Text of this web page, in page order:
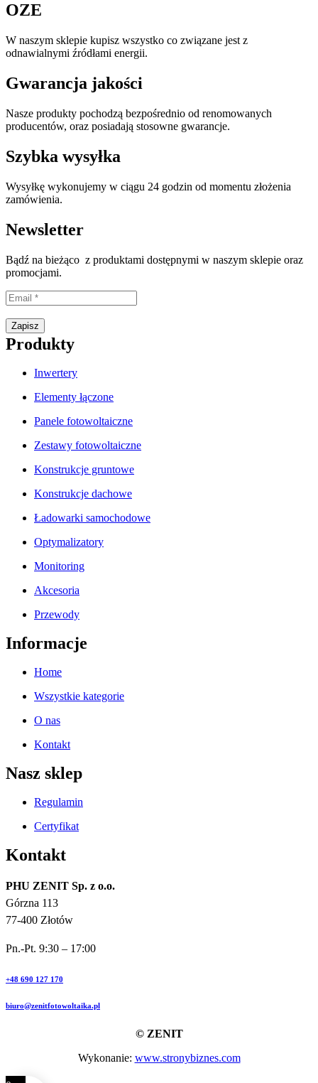
OZE
W naszym sklepie kupisz wszystko co związane jest z
odnawialnymi źródłami energii.
Gwarancja jakości
Nasze produkty pochodzą bezpośrednio od renomowanych
producentów, oraz posiadają stosowne gwarancje.
Szybka wysyłka
Wysyłkę wykonujemy w ciągu 24 godzin od momentu złożenia
zamówienia.
Newsletter
Bądź na bieżąco z produktami dostępnymi w naszym sklepie oraz
promocjami.
Zapisz
Produkty
Inwertery
Elementy łączone
Panele fotowoltaiczne
Zestawy fotowoltaiczne
Konstrukcje gruntowe
Konstrukcje dachowe
Ładowarki samochodowe
Optymalizatory
Monitoring
Akcesoria
Przewody
Informacje
Home
Wszystkie kategorie
O nas
Kontakt
Nasz sklep
Regulamin
Certyfikat
Kontakt
PHU ZENIT Sp. z o.o.
Górzna 113
77-400 Złotów
Pn.-Pt. 9:30 – 17:00
+48 690 127 170
biuro@zenitfotowoltaika.pl
© ZENIT
Wykonanie: www.stronybiznes.com